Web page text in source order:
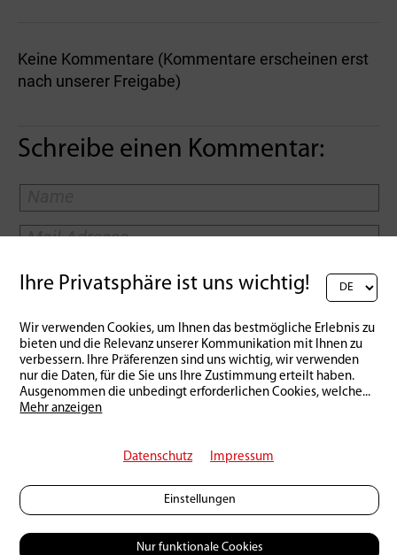
Keine Kommentare (Kommentare erscheinen erst
nach unserer Freigabe)
Schreibe einen Kommentar:
Zurück zur Übersicht
Das könnte Dich auch
Ihre Privatsphäre ist uns wichtig!
Wir verwenden Cookies, um Ihnen das bestmögliche Erlebnis zu
bieten und die Relevanz unserer Kommunikation mit Ihnen zu
verbessern. Ihre Präferenzen sind uns wichtig, wir verwenden
nur die Daten, für die Sie uns Ihre Zustimmung erteilt haben.
Ausgenommen die unbedingt erforderlichen Cookies, welche...
Mehr anzeigen
Datenschutz Impressum
Einstellungen
Nur funktionale Cookies